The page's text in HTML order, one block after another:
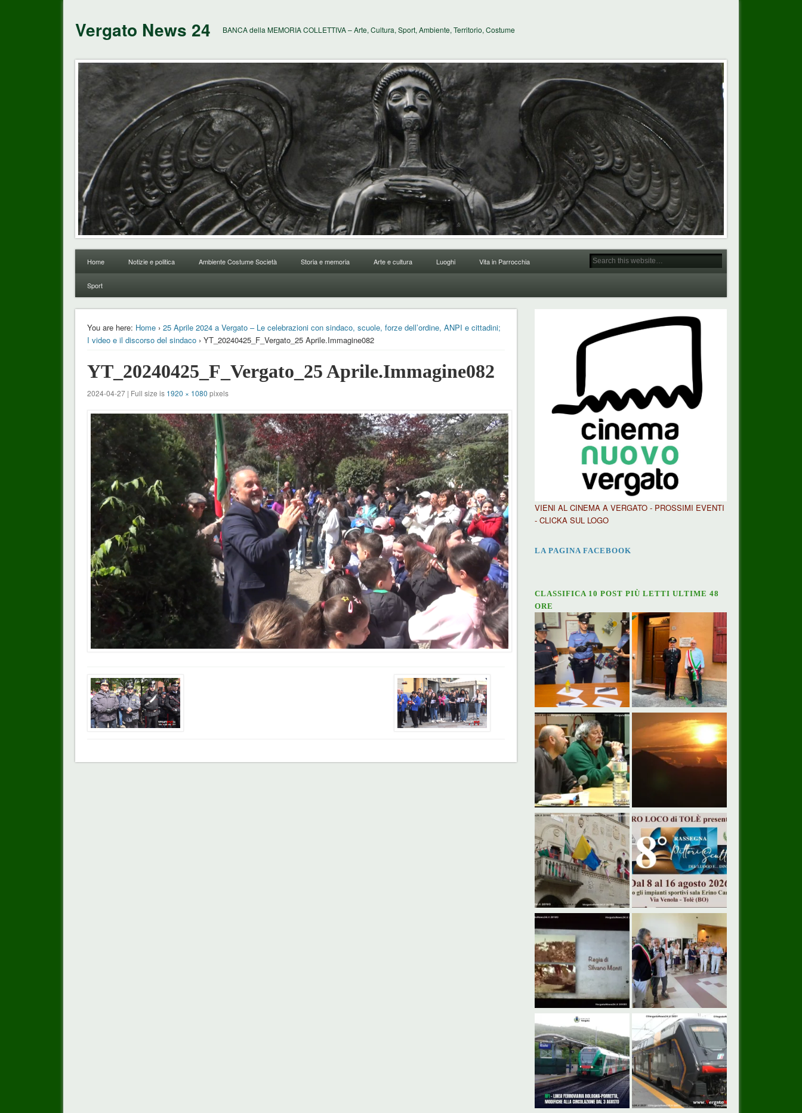
Vergato News 24 BANCA della MEMORIA COLLETTIVA – Arte, Cultura, Sport, Ambiente, Territorio, Costume
Home Notizie e politica Ambiente Costume Società Storia e memoria Arte e cultura Luoghi Vita in Parrocchia
Sport
You are here: Home› 25 Aprile 2024 a Vergato – Le celebrazioni con sindaco, scuole, forze dell’ordine, ANPI e cittadini;
I video e il discorso del sindaco› YT_20240425_F_Vergato_25 Aprile.Immagine082
YT_20240425_F_Vergato_25 Aprile.Immagine082
2024-04-27 | Full size is 1920 × 1080 pixels
VIENI AL CINEMA A VERGATO - PROSSIMI EVENTI
- CLICKA SUL LOGO
LA PAGINA FACEBOOK
CLASSIFICA 10 POST PIÙ LETTI ULTIME 48
ORE